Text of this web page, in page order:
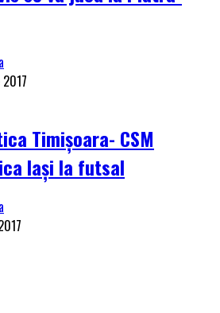
Timișoara- CSM
Iași la futsal